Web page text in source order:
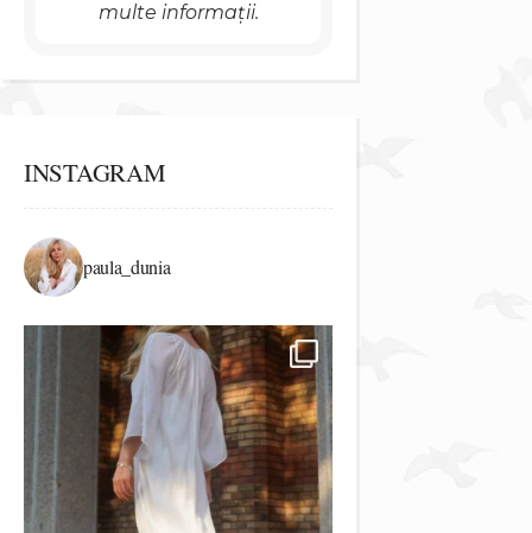
multe informații.
INSTAGRAM
paula_dunia